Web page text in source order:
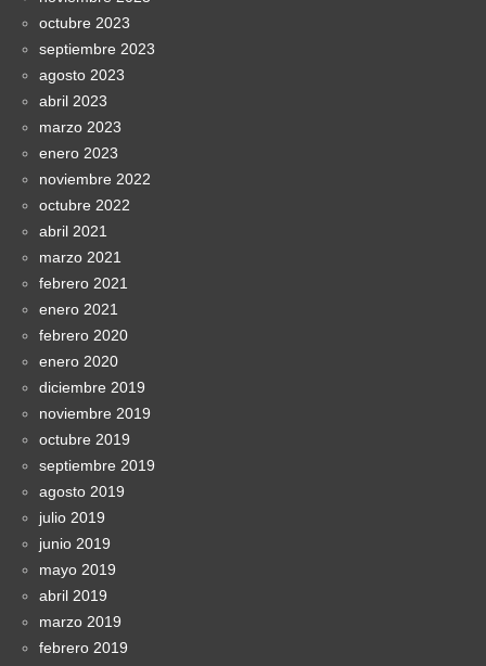
octubre 2023
septiembre 2023
agosto 2023
abril 2023
marzo 2023
enero 2023
noviembre 2022
octubre 2022
abril 2021
marzo 2021
febrero 2021
enero 2021
febrero 2020
enero 2020
diciembre 2019
noviembre 2019
octubre 2019
septiembre 2019
agosto 2019
julio 2019
junio 2019
mayo 2019
abril 2019
marzo 2019
febrero 2019